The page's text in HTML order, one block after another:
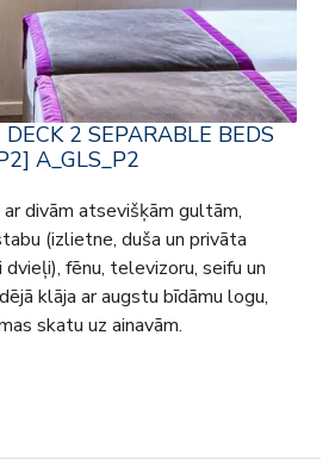
2 SEPARABLE BEDS
A_GLS_P2
divām atsevišķām gultām,
(izlietne, duša un privāta
fēnu, televizoru, seifu un
klāja ar augstu bīdāmu logu,
skatu uz ainavām.